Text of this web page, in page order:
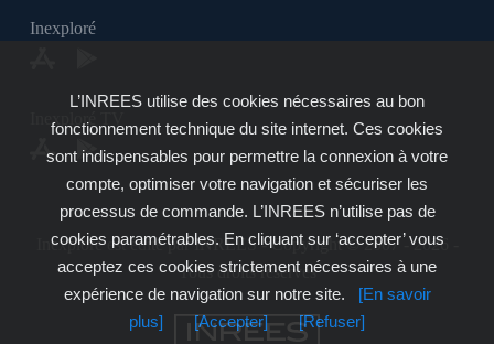
Inexploré
Inexploré TV
Inexploré est édité par INREES - Copyright © 2007 - 2026 -
Tous droits réservés
L’INREES utilise des cookies nécessaires au bon
fonctionnement technique du site internet. Ces cookies
sont indispensables pour permettre la connexion à votre
compte, optimiser votre navigation et sécuriser les
processus de commande. L’INREES n’utilise pas de
cookies paramétrables. En cliquant sur ‘accepter’ vous
acceptez ces cookies strictement nécessaires à une
expérience de navigation sur notre site.
[En savoir
plus]
[Accepter] [Refuser]